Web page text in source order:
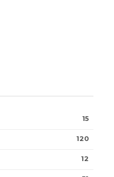
15
120
12